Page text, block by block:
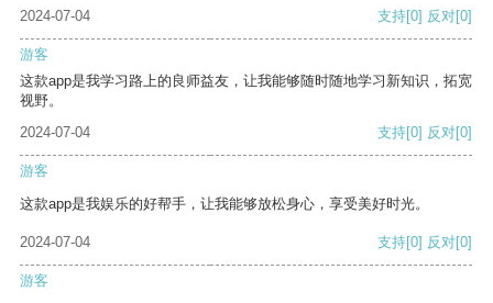
2024-07-04 支持[0] 反对[0]
游客
这款app是我学习路上的良师益友，让我能够随时随地学习新知识，拓宽
视野。
2024-07-04
支持[0] 反对[0]
游客
这款app是我娱乐的好帮手，让我能够放松身心，享受美好时光。
2024-07-04 支持[0] 反对[0]
游客